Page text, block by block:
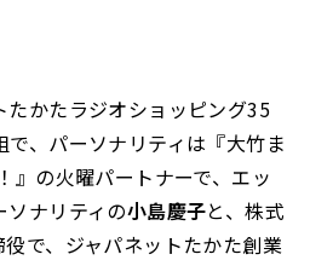
たかたラジオショッピング35
、パーソナリティは『大竹ま
』の火曜パートナーで、エッ
ソナリティの小島慶子と、株式
で、ジャパネットたかた創業